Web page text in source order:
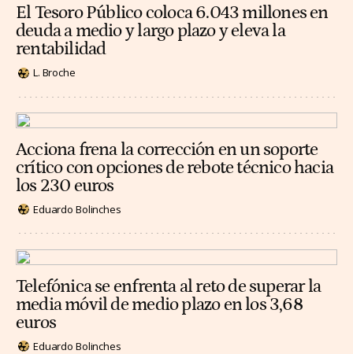
El Tesoro Público coloca 6.043 millones en
deuda a medio y largo plazo y eleva la
rentabilidad
L. Broche
Acciona frena la corrección en un soporte
crítico con opciones de rebote técnico hacia
los 230 euros
Eduardo Bolinches
Telefónica se enfrenta al reto de superar la
media móvil de medio plazo en los 3,68
euros
Eduardo Bolinches